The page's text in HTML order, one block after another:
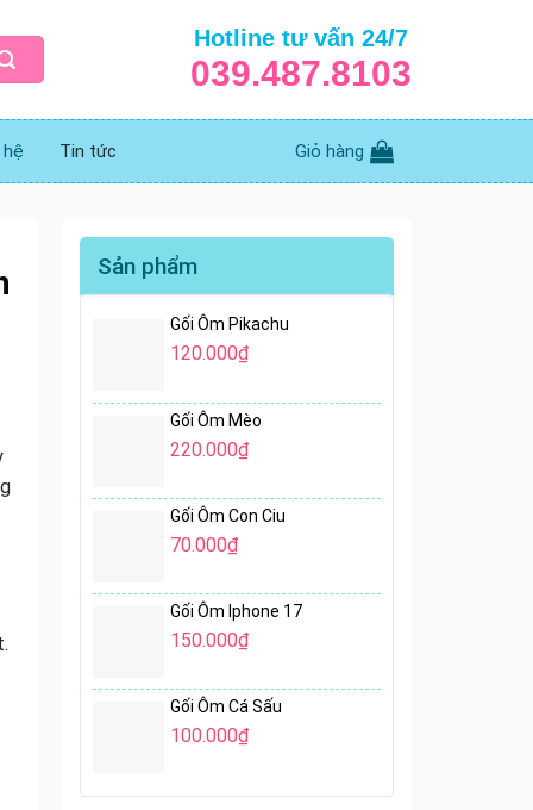
Hotline tư vấn 24/7
039.487.8103
hệ Tin tức Giỏ hàng
Sản phẩm
Gối Ôm Pikachu
120.000₫
Gối Ôm Mèo
220.000₫
Gối Ôm Con Ciu
70.000₫
Gối Ôm Iphone 17
150.000₫
Gối Ôm Cá Sấu
100.000₫